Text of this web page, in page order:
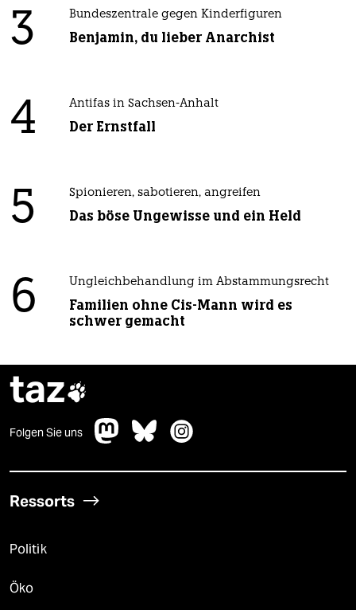
3 Bundeszentrale gegen Kinderfiguren
Benjamin, du lieber Anarchist
4 Antifas in Sachsen-Anhalt
Der Ernstfall
5 Spionieren, sabotieren, angreifen
Das böse Ungewisse und ein Held
6 Ungleichbehandlung im Abstammungsrecht
Familien ohne Cis-Mann wird es
schwer gemacht
taz
Folgen Sie uns
Ressorts
Politik
Öko